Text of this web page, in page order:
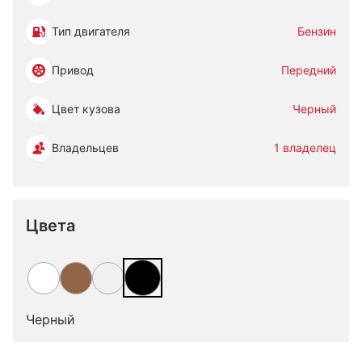
Тип двигателя Бензин
Привод Передний
Цвет кузова Черный
Владельцев 1 владелец
Цвета
Черный